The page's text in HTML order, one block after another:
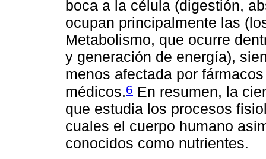
boca a la célula (digestión,
ocupan principalmente las
Metabolismo, que ocurre
y generación de energía),
menos afectada por
médicos.6 En resumen, la
que estudia los procesos
cuales el cuerpo humano
conocidos como nutrientes.